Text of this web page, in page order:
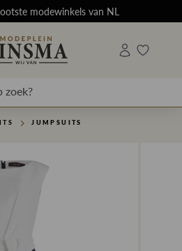
modewinkels van NL
JUMPSUITS